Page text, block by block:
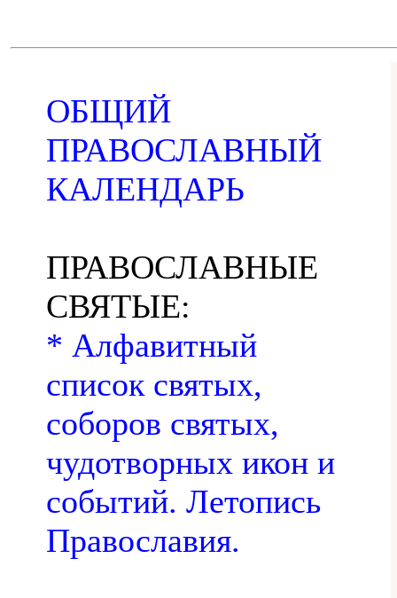
ОБЩИЙ
ПРАВОСЛАВНЫЙ
КАЛЕНДАРЬ
ПРАВОСЛАВНЫЕ
СВЯТЫЕ:
* Алфавитный
список святых,
соборов святых,
чудотворных икон и
событий. Летопись
Православия.